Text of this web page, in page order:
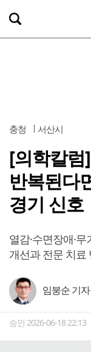
충청 서산시
[의학칼럼
반복된다
경기 신호
열감·수면장애·
개선과 전문 치료
임붕순 기자
승인 2026-06-18 22:13